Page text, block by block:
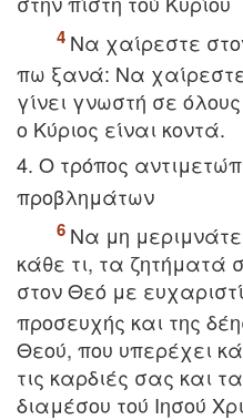
Nα χαίρεστε
πω ξανά: Nα
γίνει γνωστή σε
ο Kύριος είναι κοντά.
4. O τρόπος
προβλημάτων
Nα μη
κάθε τι, τα ζητήματά
στον Θεό με
προσευχής και της
Θεού, που υπερέχει
τις καρδιές σας και
διαμέσου τού Iησού